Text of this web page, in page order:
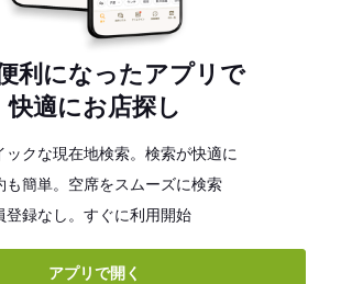
利になったアプリで
快適にお店探し
ックな現在地検索。検索が快適に
も簡単。空席をスムーズに検索
登録なし。すぐに利用開始
アプリで開く